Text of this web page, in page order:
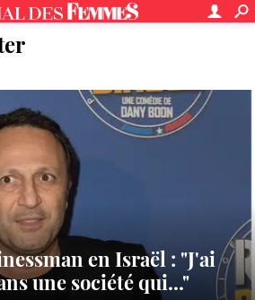
en Israël : "J'ai
une société qui..."